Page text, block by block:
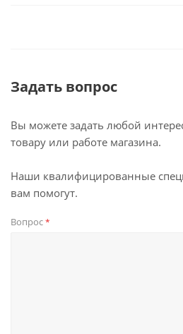
Задать вопрос
Вы можете задать любой
товару или работе магазина.
Наши квалифицированные
вам помогут.
Вопрос*